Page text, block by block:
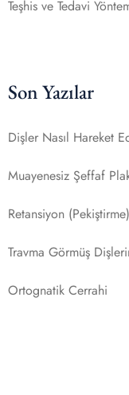
Teşhis ve Tedavi
Son Yazılar
Dişler Nasıl Hareket
Muayenesiz Şeffaf
Retansiyon
Travma Görmüş
Ortognatik Cerrahi